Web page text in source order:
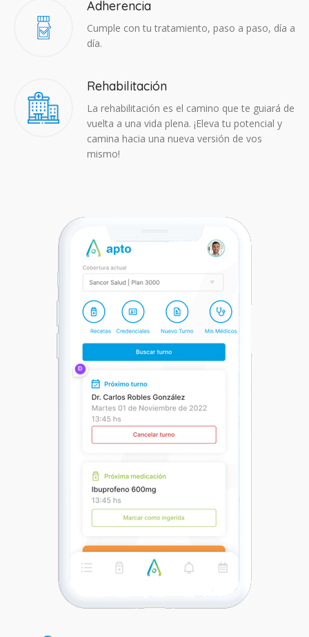
Adherencia​
Cumple con tu tratamiento, paso a paso, día a
día.
Rehabilitación
La rehabilitación es el camino que te guiará de
vuelta a una vida plena. ¡Eleva tu potencial y
camina hacia una nueva versión de vos
mismo!